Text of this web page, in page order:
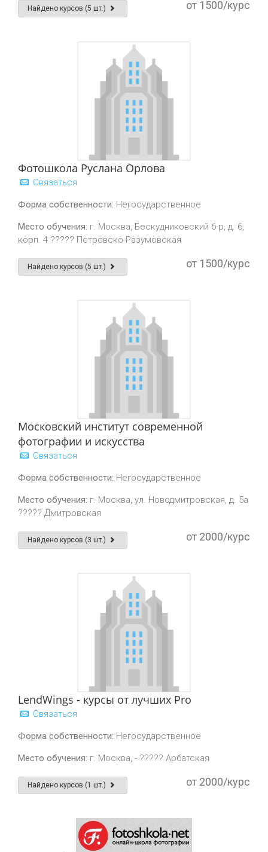
Найдено курсов (5 шт.) от 1500/курс
Фотошкола Руслана Орлова
Связаться
Форма собственности: Негосударственное
Место обучения: г. Москва, Бескудниковский б-р, д. 6,
корп. 4 ????? Петровско-Разумовская
Найдено курсов (5 шт.) от 1500/курс
Московский институт современной
фотографии и искусства
Связаться
Форма собственности: Негосударственное
Место обучения: г. Москва, ул. Новодмитровская, д. 5a
????? Дмитровская
Найдено курсов (3 шт.) от 2000/курс
LendWings - курсы от лучших Pro
Связаться
Форма собственности: Негосударственное
Место обучения: г. Москва, - ????? Арбатская
Найдено курсов (1 шт.) от 2000/курс